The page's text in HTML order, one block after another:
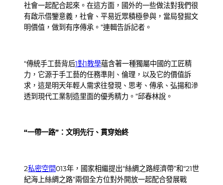
社會一起配合起來。在這方面，國外的一些做法對我們很
有啟示借鑒意義，社會、平易近眾積極參與，當局發掘文
明價值，做到有序傳承。”連輯告訴記者。
“傳統手工藝背后1對1教學蘊含著一種獨屬中國的工匠精
力，它源于手工藝的任務準則、倫理，以及它的價值訴
求，這是明天年輕人需求往發現、思考、傳承、弘揚和滲
透到現代工業制造里面的優秀精力。”邱春林說。
“一帶一路”：文明先行、貫穿始終
2私密空間013年，國家相繼提出“絲綢之路經濟帶”和“21世
紀海上絲綢之路”兩個全方位對外開放一起配合發展戰